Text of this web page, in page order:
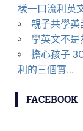
樣一口流利英
親子共學英
學英文不是
擔心孩子
利的三個實...
FACEBOOK